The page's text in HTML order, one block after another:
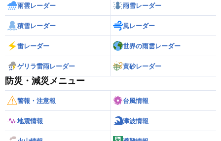
雨雲レーダー 雨雪レーダー
積雪レーダー 風レーダー
雷レーダー 世界の雨雲レーダー
ゲリラ雷雨レーダー 黄砂レーダー
防災・減災メニュー
警報・注意報 台風情報
地震情報 津波情報